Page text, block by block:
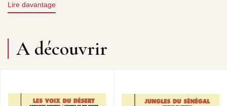
melodies are somewhat surprising. Here are 13 concerts
Park and Caprivi Game Park
les labels phonographiques (Sittelle, Ceba, Pithys,
Lire davantage
A découvrir